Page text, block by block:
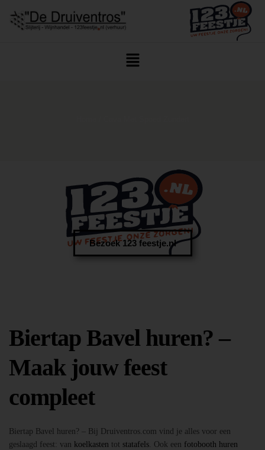
Bezoek 123 feestje.nl
Biertap Bavel huren? –
Maak jouw feest
compleet
Biertap Bavel huren? – Bij Druiventros.com vind je alles voor een
geslaagd feest: van koelkasten tot statafels. Ook een fotobooth huren